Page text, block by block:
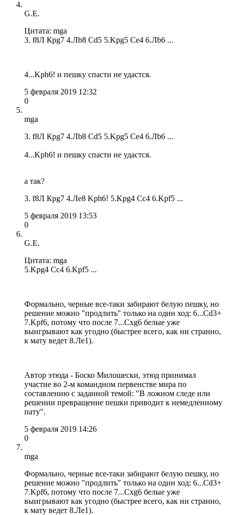
G.E.
Цитата: mga
3. f8Л Крg7 4.Лb8 Cd5 5.Kpg5 Ce4 6.Лb6 ...
4...Kph6! и пешку спасти не удастся.
5 февраля 2019 12:32
0
mga
3. f8Л Крg7 4.Лb8 Cd5 5.Kpg5 Ce4 6.Лb6 ...
4...Kph6! и пешку спасти не удастся.
а так?
3. f8Л Крg7 4.Лe8 Kph6! 5.Kpg4 Cc4 6.Kpf5 ...
5 февраля 2019 13:53
0
G.E.
Цитата: mga
5.Kpg4 Cc4 6.Kpf5 ...
Формально, черные все-таки забирают белую пешку, но
решение можно "продлить" только на один ход: 6...Сd3+
7.Kpf6, потому что после 7...Схg6 белые уже
выигрывают как угодно (быстрее всего, как ни странно,
к мату ведет 8.Ле1).
Автор этюда - Боско Милошески, этюд принимал
участие во 2-м командном первенстве мира по
составлению с заданной темой: "В ложном следе или
решении превращение пешки приводит к немедленному
пату".
5 февраля 2019 14:26
0
mga
Формально, черные все-таки забирают белую пешку, но
решение можно "продлить" только на один ход: 6...Сd3+
7.Kpf6, потому что после 7...Схg6 белые уже
выигрывают как угодно (быстрее всего, как ни странно,
к мату ведет 8.Ле1).